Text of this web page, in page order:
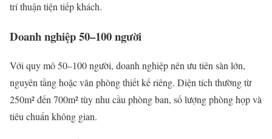
trí thuận tiện tiếp khách.
Doanh nghiệp 50–100 người
Với quy mô 50–100 người, doanh nghiệp nên ưu tiên sàn lớn,
nguyên tầng hoặc văn phòng thiết kế riêng. Diện tích thường từ
250m² đến 700m² tùy nhu cầu phòng ban, số lượng phòng họp và
tiêu chuẩn không gian.